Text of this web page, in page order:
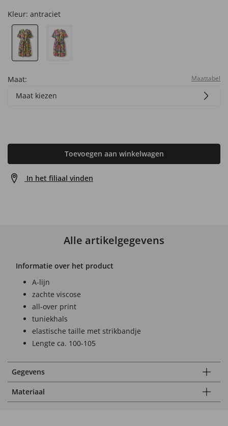
Kleur: antraciet
Maat: Maattabel
Maat kiezen
Toevoegen aan winkelwagen
In het filiaal vinden
Alle artikelgegevens
Informatie over het product
A-lijn
zachte viscose
all-over print
tuniekhals
elastische taille met strikbandje
Lengte ca. 100-105
Gegevens
Materiaal